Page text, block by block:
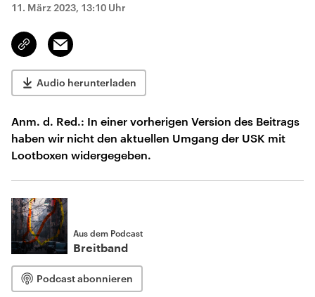
11. März 2023, 13:10 Uhr
Link
kopieren/teilen
Email
Audio herunterladen
Anm. d. Red.: In einer vorherigen Version des Beitrags
haben wir nicht den aktuellen Umgang der USK mit
Lootboxen widergegeben.
Aus dem Podcast
Breitband
Podcast abonnieren